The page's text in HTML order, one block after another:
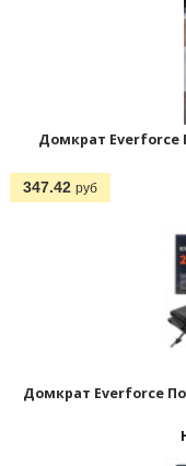
Домкрат Everforce
347.42 руб
Домкрат Everforce